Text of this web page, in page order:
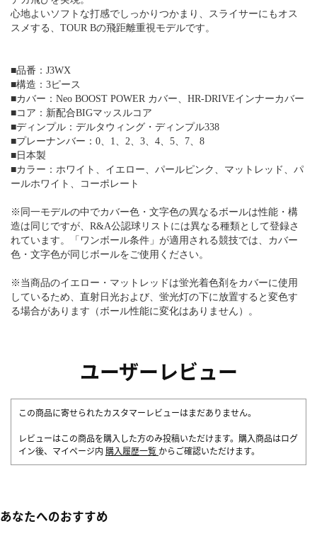
心地よいソフトな打感でしっかりつかまり、スライサーにもオス
スメする、TOUR Bの飛距離重視モデルです。
■品番：J3WX
■構造：3ピース
■カバー：Neo BOOST POWER カバー、HR-DRIVEインナーカバー
■コア：新配合BIGマッスルコア
■ディンプル：デルタウィング・ディンプル338
■プレーナンバー：0、1、2、3、4、5、7、8
■日本製
■カラー：ホワイト、イエロー、パールピンク、マットレッド、パ
ールホワイト、コーポレート
※同一モデルの中でカバー色・文字色の異なるボールは性能・構
造は同じですが、R&A公認球リストには異なる種類として登録さ
れています。「ワンボール条件」が適用される競技では、カバー
色・文字色が同じボールをご使用ください。
※当商品のイエロー・マットレッドは蛍光着色剤をカバーに使用
しているため、直射日光および、蛍光灯の下に放置すると変色す
る場合があります（ボール性能に変化はありません）。
ユーザーレビュー
この商品に寄せられたカスタマーレビューはまだありません。
レビューはこの商品を購入した方のみ投稿いただけます。購入商品はログ
イン後、マイページ内 購入履歴一覧 からご確認いただけます。
あなたへのおすすめ